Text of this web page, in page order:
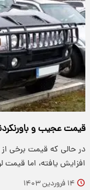
قیمت عجیب و
افزایش یافته، اما
۱۴ فروردین ۱۴۰۳